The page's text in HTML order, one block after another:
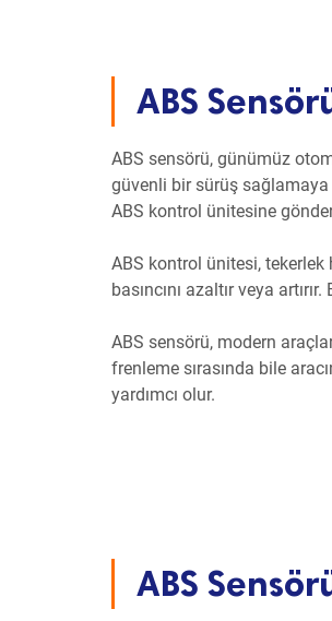
ABS
ABS sensörü, günümüz
güvenli bir sürüş sağlamaya
ABS kontrol ünitesine
ABS kontrol ünitesi, tekerlek
basıncını azaltır veya
ABS sensörü, modern
frenleme sırasında bile
yardımcı olur.
ABS